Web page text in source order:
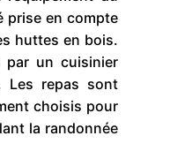
prise en compte
huttes en bois.
par un cuisinier
Les repas sont
choisis pour
la randonnée